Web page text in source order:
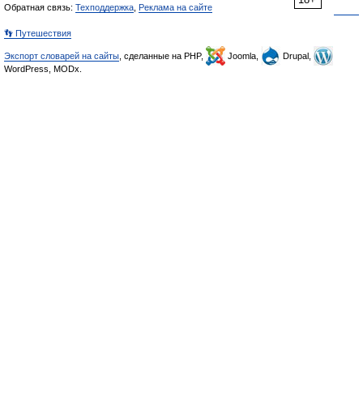
Обратная связь: Техподдержка Реклама на сайте
👣 Путешествия
Экспорт словарей на сайты , сделанные на PHP, Joomla,
Drupal,
WordPress, MODx.